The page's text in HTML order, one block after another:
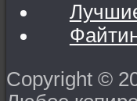
Copyright ©